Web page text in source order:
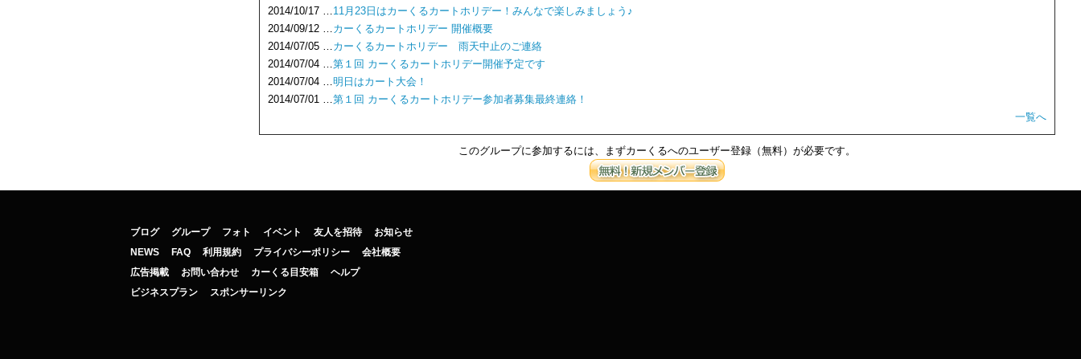
2014/10/17 …11月23日はカーくるカートホリデー！みんなで楽しみましょう♪
2014/09/12 …カーくるカートホリデー 開催概要
2014/07/05 …カーくるカートホリデー 雨天中止のご連絡
2014/07/04 …第１回 カーくるカートホリデー開催予定です
2014/07/04 …明日はカート大会！
2014/07/01 …第１回 カーくるカートホリデー参加者募集最終連絡！
一覧へ
このグループに参加するには、まずカーくるへのユーザー登録（無料）が必要です。
ブログ グループ フォト イベント 友人を招待
お知らせ
NEWS
FAQ 利用規約 プライバシーポリシー
会社概要
広告掲載
お問い合わせ カーくる目安箱
ヘルプ
ビジネスプラン
スポンサーリンク